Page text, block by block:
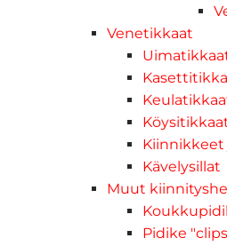
Venetikkaat
Kiinnikkeet
Kävelysillat
Muut
Pidike